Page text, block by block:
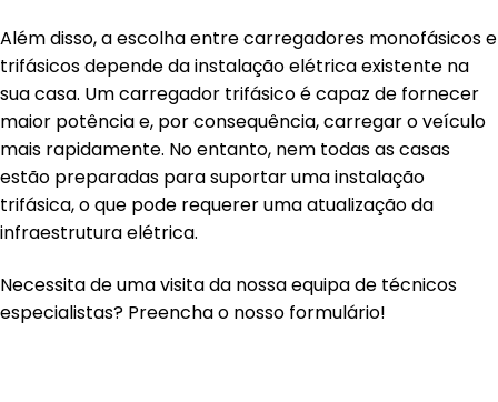
Além disso, a escolha entre carregadores monofásicos e
trifásicos depende da instalação elétrica existente na
sua casa. Um carregador trifásico é capaz de fornecer
maior potência e, por consequência, carregar o veículo
mais rapidamente. No entanto, nem todas as casas
estão preparadas para suportar uma instalação
trifásica, o que pode requerer uma atualização da
infraestrutura elétrica.
Necessita de uma visita da nossa equipa de técnicos
especialistas? Preencha o nosso formulário!